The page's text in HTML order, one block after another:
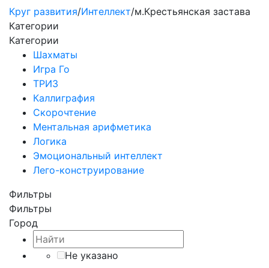
Круг развития/Интеллект/м.Крестьянская застава
Категории
Категории
Шахматы
Игра Го
ТРИЗ
Каллиграфия
Скорочтение
Ментальная арифметика
Логика
Эмоциональный интеллект
Лего-конструирование
Фильтры
Фильтры
Город
Не указано